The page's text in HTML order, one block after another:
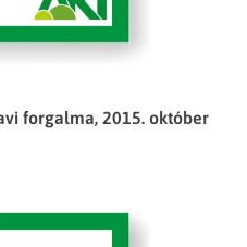
forgalma, 2015. október